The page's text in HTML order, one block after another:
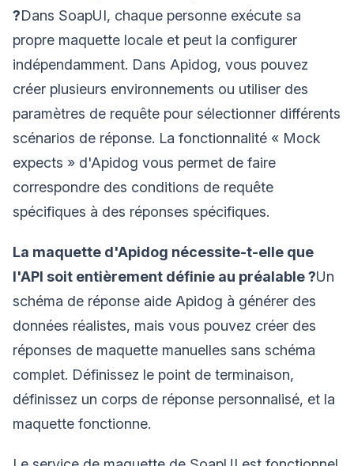
?Dans SoapUI, chaque personne exécute sa
propre maquette locale et peut la configurer
indépendamment. Dans Apidog, vous pouvez
créer plusieurs environnements ou utiliser des
paramètres de requête pour sélectionner différents
scénarios de réponse. La fonctionnalité « Mock
expects » d'Apidog vous permet de faire
correspondre des conditions de requête
spécifiques à des réponses spécifiques.
La maquette d'Apidog nécessite-t-elle que
l'API soit entièrement définie au préalable ?Un
schéma de réponse aide Apidog à générer des
données réalistes, mais vous pouvez créer des
réponses de maquette manuelles sans schéma
complet. Définissez le point de terminaison,
définissez un corps de réponse personnalisé, et la
maquette fonctionne.